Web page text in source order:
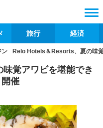
旅行 経済
ン Relo Hotels＆Resorts、夏の味
覚アワビを堪能でき
催